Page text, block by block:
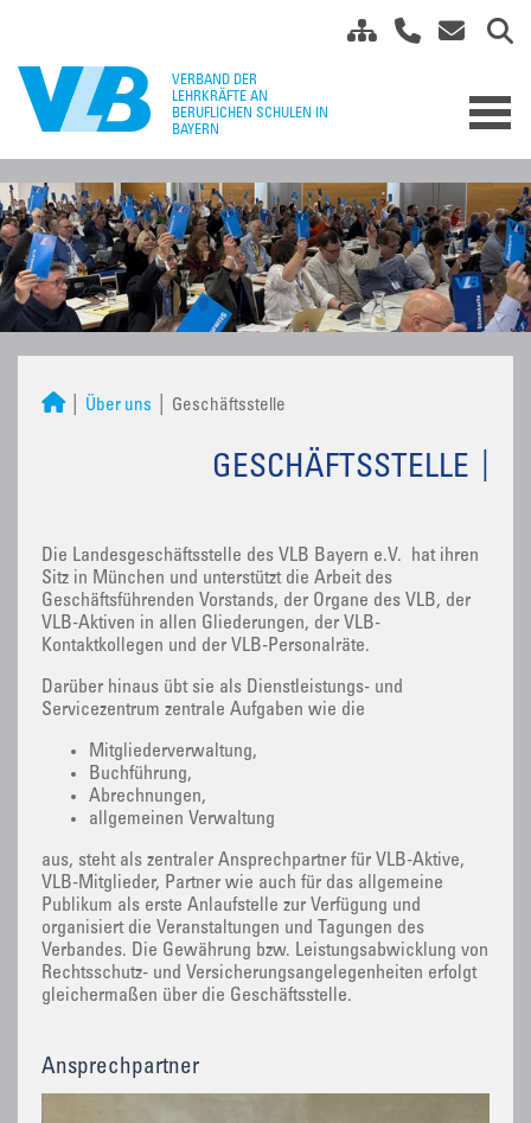
Über uns Geschäftsstelle
GESCHÄFTSSTELLE
Die Landesgeschäftsstelle des VLB Bayern e.V. hat ihren
Sitz in München und unterstützt die Arbeit des
Geschäftsführenden Vorstands, der Organe des VLB, der
VLB-Aktiven in allen Gliederungen, der VLB-
Kontaktkollegen und der VLB-Personalräte.
Darüber hinaus übt sie als Dienstleistungs- und
Servicezentrum zentrale Aufgaben wie die
Mitgliederverwaltung,
Buchführung,
Abrechnungen,
allgemeinen Verwaltung
aus, steht als zentraler Ansprechpartner für VLB-Aktive,
VLB-Mitglieder, Partner wie auch für das allgemeine
Publikum als erste Anlaufstelle zur Verfügung und
organisiert die Veranstaltungen und Tagungen des
Verbandes. Die Gewährung bzw. Leistungsabwicklung von
Rechtsschutz- und Versicherungsangelegenheiten erfolgt
gleichermaßen über die Geschäftsstelle.
Ansprechpartner